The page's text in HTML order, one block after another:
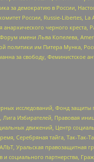
за демократию в России,
России, Russie-Libertes, La
черного
имени Льва Копелева,
им Питера Мунка,
за свободу, Феминистское
исследований, Фонд
Избирателей, Правовая
движений, Центр
Серебряная тайга, Так-Так-
Уральская правозащитная
партнерства,